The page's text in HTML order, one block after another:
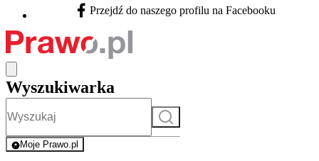
Facebook - otwiera się w nowej karcie
Przejdź do naszego profilu na Facebooku
Wyszukiwarka
Szukaj
Moje Prawo.pl
- rejestracja i logowanie do serwisu